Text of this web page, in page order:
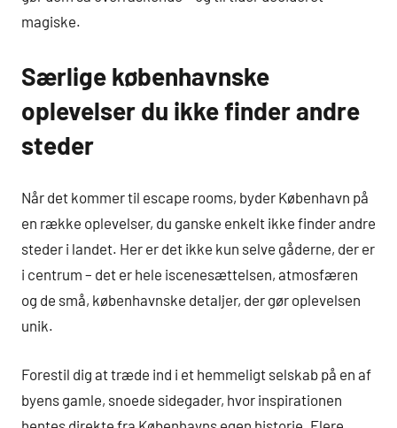
magiske.
Særlige københavnske
oplevelser du ikke finder andre
steder
Når det kommer til escape rooms, byder København på
en række oplevelser, du ganske enkelt ikke finder andre
steder i landet. Her er det ikke kun selve gåderne, der er
i centrum – det er hele iscenesættelsen, atmosfæren
og de små, københavnske detaljer, der gør oplevelsen
unik.
Forestil dig at træde ind i et hemmeligt selskab på en af
byens gamle, snoede sidegader, hvor inspirationen